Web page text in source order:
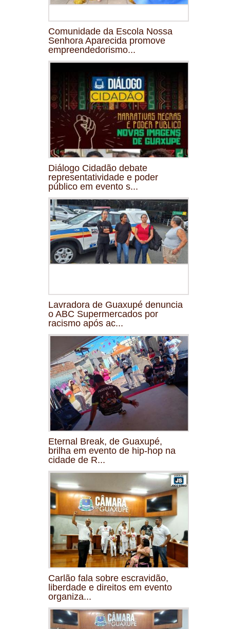
Comunidade da Escola Nossa
Senhora Aparecida promove
empreendedorismo...
Diálogo Cidadão debate
representatividade e poder
público em evento s...
Lavradora de Guaxupé denuncia
o ABC Supermercados por
racismo após ac...
Eternal Break, de Guaxupé,
brilha em evento de hip-hop na
cidade de R...
Carlão fala sobre escravidão,
liberdade e direitos em evento
organiza...